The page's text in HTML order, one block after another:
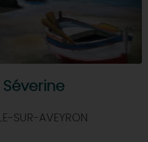
SUR-AVEYRON